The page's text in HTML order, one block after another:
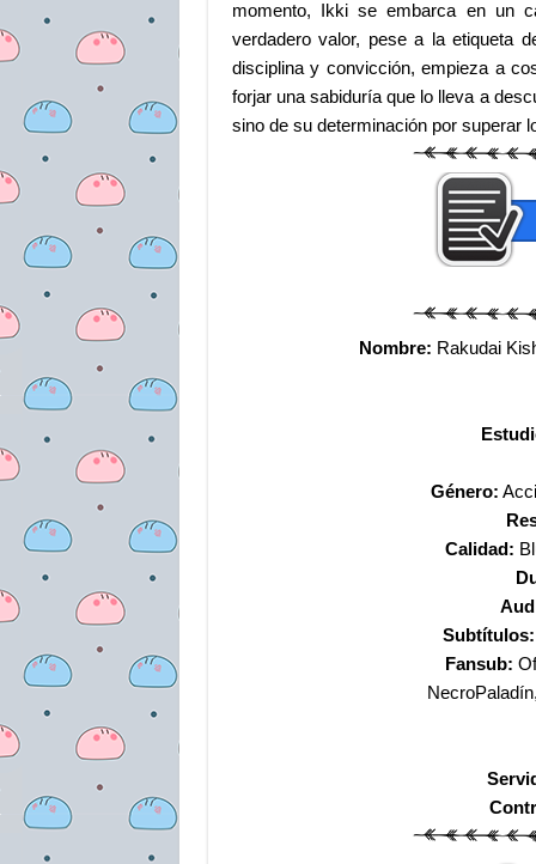
momento, Ikki se embarca en un
verdadero valor, pese a la etiqueta
disciplina y convicción, empieza a
forjar una sabiduría que lo lleva a
sino de su determinación por superar
Nombre: Rakudai
Género:
Calidad:
Subtítulos:
Fansub: